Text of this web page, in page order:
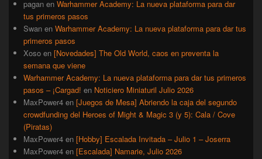
pagan en Warhammer Academy: La nueva plataforma para dar
tus primeros pasos
Swan en Warhammer Academy: La nueva plataforma para dar tus
primeros pasos
Xoso en [Novedades] The Old World, caos en preventa la
semana que viene
Warhammer Academy: La nueva plataforma para dar tus primeros
pasos – ¡Cargad! en Noticiero Miniaturil Julio 2026
MaxPower4 en [Juegos de Mesa] Abriendo la caja del segundo
crowdfunding del Heroes of Might & Magic 3 (y 5): Cala / Cove
(Piratas)
MaxPower4 en [Hobby] Escalada Invitada – Julio 1 – Joserra
MaxPower4 en [Escalada] Namarie, Julio 2026